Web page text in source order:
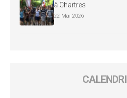
à Chartres
22 Mai 2026